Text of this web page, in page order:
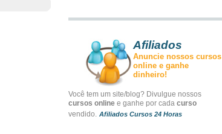
Afiliados
Anuncie nossos cursos
online e ganhe
dinheiro!
Você tem um site/blog? Divulgue nossos
cursos online e ganhe por cada curso
vendido. Afiliados Cursos 24 Horas